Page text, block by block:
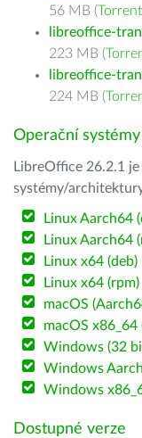
56 MB (Torrent
libreoffice-
223 MB (
libreoffice-
224 MB (
Operační systémy
LibreOffice 26.2.1
systémy/
Linux Aarch64
Linux Aarch64
Linux x64 (deb)
Linux x64 (rpm)
macOS
macOS
Windows (32
Windows
Windows
Dostupné verze